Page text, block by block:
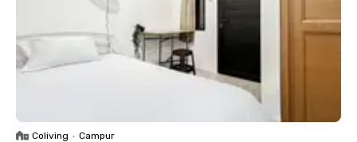
Coliving • Campur